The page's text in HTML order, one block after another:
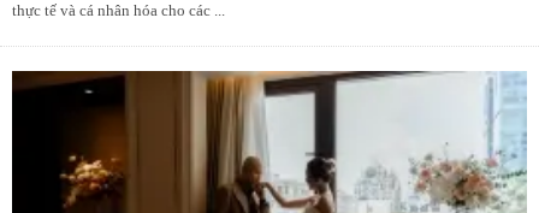
thực tế và cá nhân hóa cho các ...